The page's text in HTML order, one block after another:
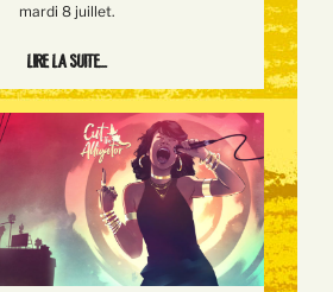
mardi 8 juillet.
Lire la suite...